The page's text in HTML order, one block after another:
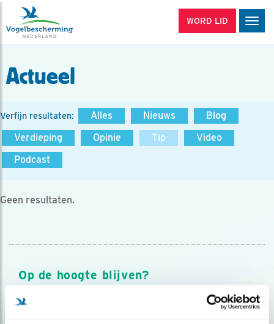
WORD LID
Actueel
Verfijn resultaten: Alles Nieuws
Blog
Verdieping
Opinie Tip
Video
Podcast
Geen resultaten.
Op de hoogte blijven?
Meld je aan en ontvang nieuws, inspiratie, acties en tips
over vogels en activiteiten van Vogelbescherming.